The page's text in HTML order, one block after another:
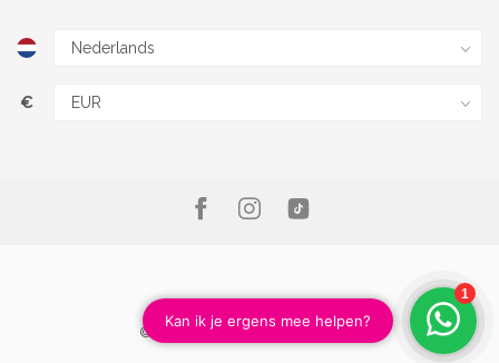
€
© Copyright 2026 Magic Nails B.V.